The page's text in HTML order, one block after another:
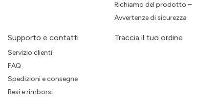
Richiamo del prodotto –
Avvertenze di sicurezza
Supporto e contatti
Servizio clienti
FAQ
Spedizioni e consegne
Resi e rimborsi
Traccia il tuo ordine